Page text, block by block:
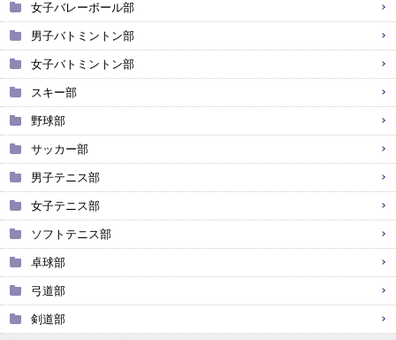
女子バレーボール部
男子バトミントン部
女子バトミントン部
スキー部
野球部
サッカー部
男子テニス部
女子テニス部
ソフトテニス部
卓球部
弓道部
剣道部